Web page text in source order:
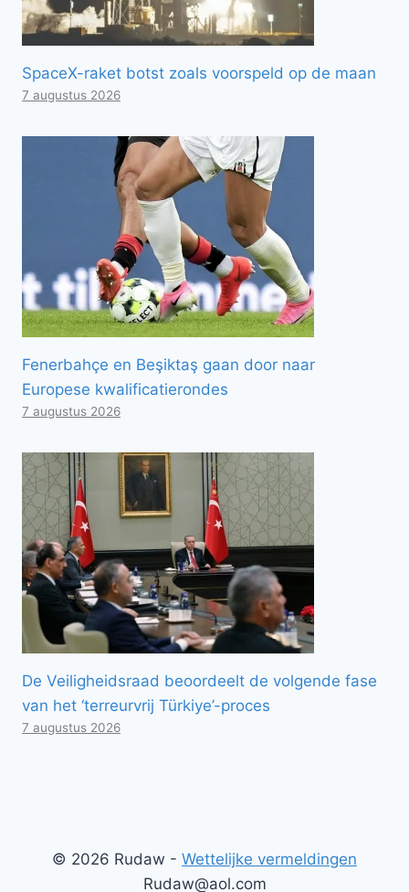
SpaceX-raket botst zoals voorspeld op de maan
7 augustus 2026
Fenerbahçe en Beşiktaş gaan door naar
Europese kwalificatierondes
7 augustus 2026
De Veiligheidsraad beoordeelt de volgende fase
van het ‘terreurvrij Türkiye’-proces
7 augustus 2026
© 2026 Rudaw - Wettelijke vermeldingen
Rudaw@aol.com